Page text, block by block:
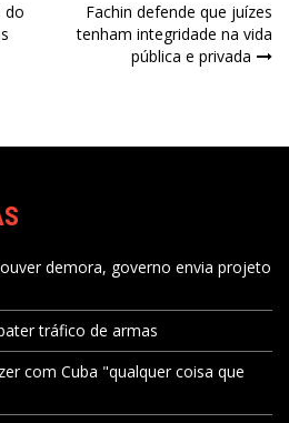
do
Fachin defende que juízes
tenham integridade na vida
pública e privada
demora, governo envia projeto
tráfico de armas
com Cuba "qualquer coisa que